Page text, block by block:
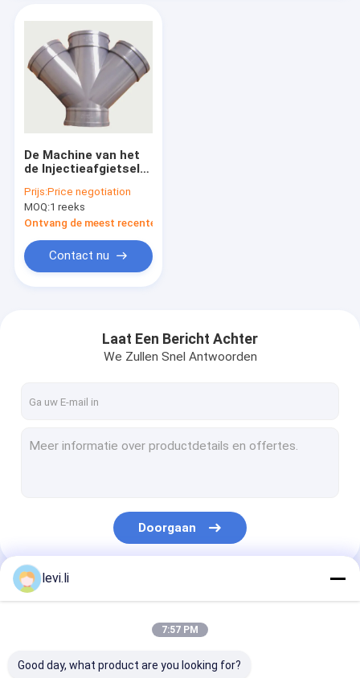
Huis
De Machine van het
de Injectieafgietsel
snelheidspvc
MZ320MD met het
Hydraulische
Ontwerp van de
Oliestroom
Prijs:Price negotiation
MOQ:1 reeks
Ontvang de meest recente Prijs
Contact nu
Laat Een Bericht Achter
We Zullen Snel Antwoorden
Doorgaan
Onze Categorieën
levi.li
7:57 PM
Good day, what product are you looking for?